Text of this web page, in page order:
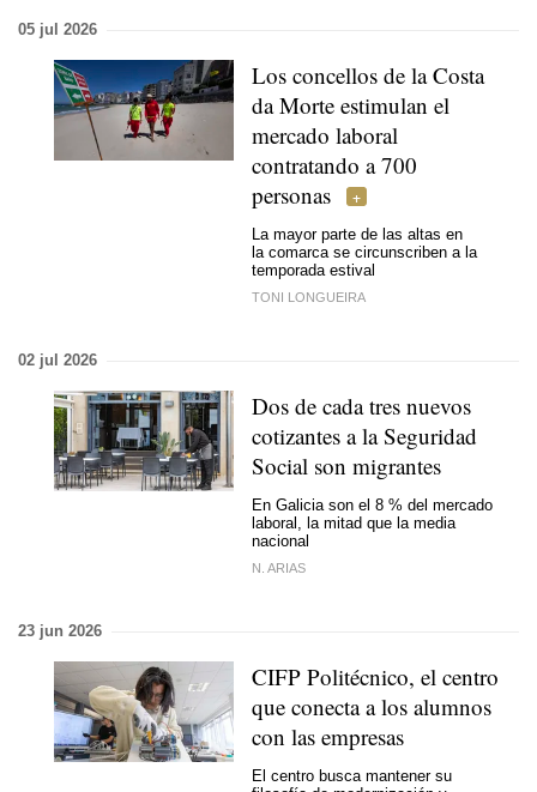
05 jul 2026
Los concellos de la Costa
da Morte estimulan el
mercado laboral
contratando a 700
personas
La mayor parte de las altas en
la comarca se circunscriben a la
temporada estival
TONI LONGUEIRA
02 jul 2026
Dos de cada tres nuevos
cotizantes a la Seguridad
Social son migrantes
En Galicia son el 8 % del mercado
laboral, la mitad que la media
nacional
N. ARIAS
23 jun 2026
CIFP Politécnico, el centro
que conecta a los alumnos
con las empresas
El centro busca mantener su